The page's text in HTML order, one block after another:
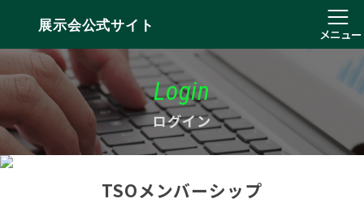
展示会公式サイト
メニュー
Login
ログイン
TSOメンバーシップ